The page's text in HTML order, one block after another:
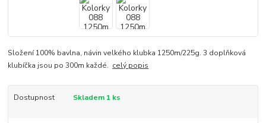
Složení 100% bavlna, návin velkého klubka 1250m/225g. 3 doplňková
klubíčka jsou po 300m každé. celý popis
Dostupnost Skladem 1 ks